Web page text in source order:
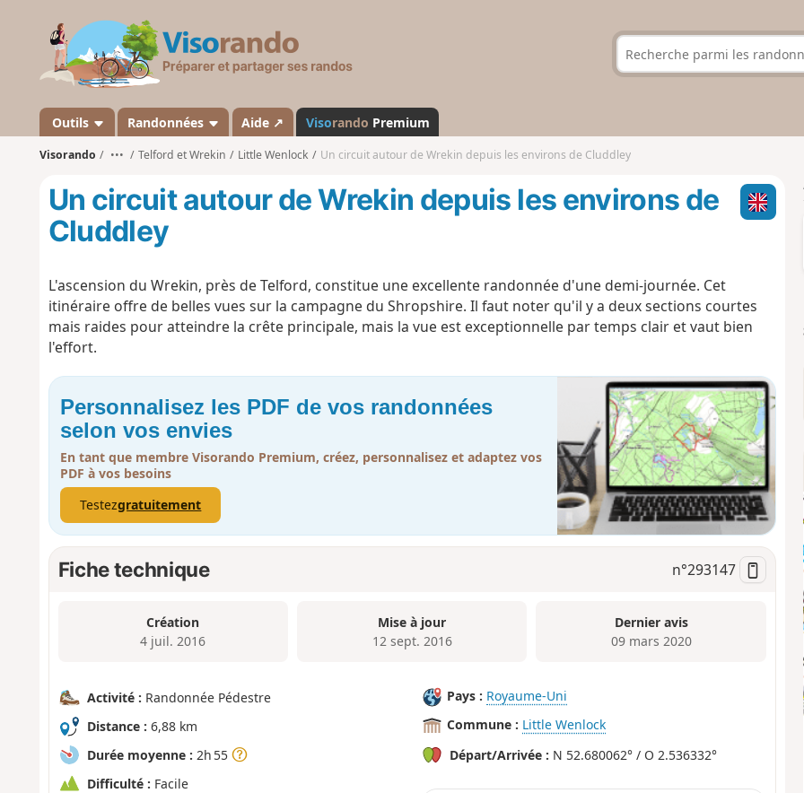
s
a
n
d
Outils Randonnées Aide ↗ Visorando Premium
Visorando ••• Telford et Wrekin Little Wenlock Un circuit autour de Wrekin depuis les environs de Cluddley
Un circuit autour de Wrekin depuis les environs de
Cluddley
L'ascension du Wrekin, près de Telford, constitue une excellente randonnée d'une demi-journée. Cet
itinéraire offre de belles vues sur la campagne du Shropshire. Il faut noter qu'il y a deux sections courtes
mais raides pour atteindre la crête principale, mais la vue est exceptionnelle par temps clair et vaut bien
l'effort.
Personnalisez les PDF de vos randonnées
selon vos envies
En tant que membre Visorando Premium, créez, personnalisez et adaptez vos
PDF à vos besoins
Testezgratuitement
Fiche technique n°293147
Création
4 juil. 2016
Mise à jour
12 sept. 2016
Dernier avis
09 mars 2020
Activité : Randonnée Pédestre
Distance : 6,88 km
Durée moyenne : 2h 55
Difficulté : Facile
Pays : Royaume-Uni
Commune : Little Wenlock
Départ/Arrivée : N 52.680062° / O 2.536332°